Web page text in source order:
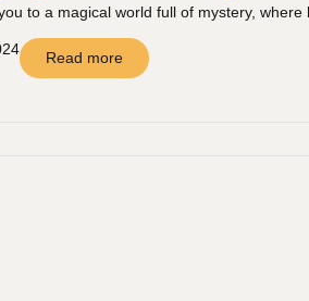
to a magical world full of mystery,
Read more